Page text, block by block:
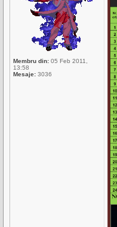
Membru din: 05 Feb 2011,
13:58
Mesaje: 3036